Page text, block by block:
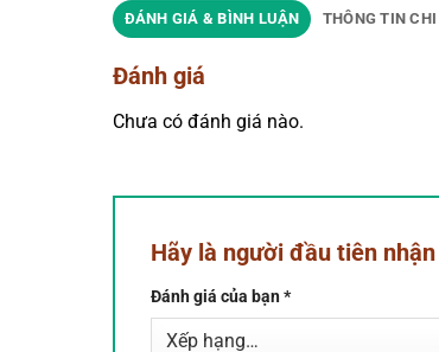
ĐÁNH GIÁ & BÌNH LUẬN THÔNG TIN
Đánh giá
Chưa có đánh giá nào.
Hãy là người đầu tiên
Đánh giá của bạn*